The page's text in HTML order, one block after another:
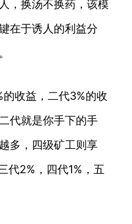
，换汤不换药，该模
在于诱人的利益分
收益，二代3%的收
代就是你手下的手
多，四级矿工则享
代2%，四代1%，五